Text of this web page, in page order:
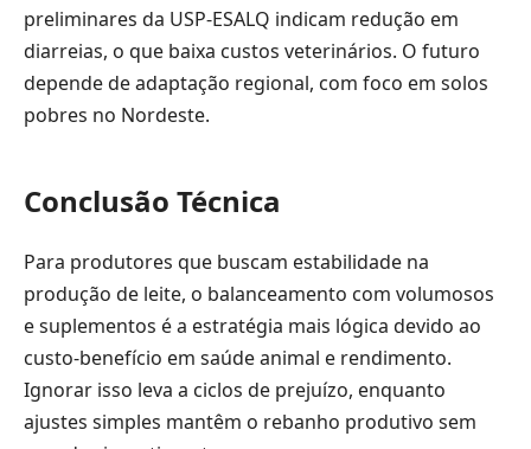
preliminares da USP-ESALQ indicam redução em
diarreias, o que baixa custos veterinários. O futuro
depende de adaptação regional, com foco em solos
pobres no Nordeste.
Conclusão Técnica
Para produtores que buscam estabilidade na
produção de leite, o balanceamento com volumosos
e suplementos é a estratégia mais lógica devido ao
custo-benefício em saúde animal e rendimento.
Ignorar isso leva a ciclos de prejuízo, enquanto
ajustes simples mantêm o rebanho produtivo sem